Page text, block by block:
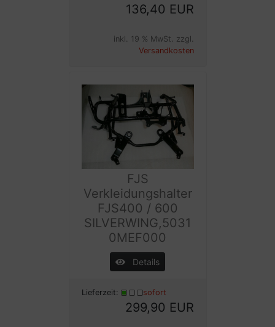
136,40 EUR
inkl. 19 % MwSt. zzgl.
Versandkosten
FJS
Verkleidungshalter
FJS400 / 600
SILVERWING,5031
0MEF000
Details
Lieferzeit: sofort
299,90 EUR